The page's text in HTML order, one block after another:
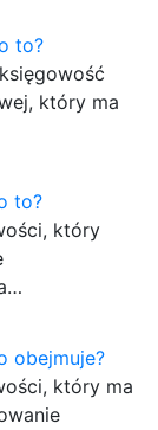
to?
który ma
to?
który
obejmuje?
który ma